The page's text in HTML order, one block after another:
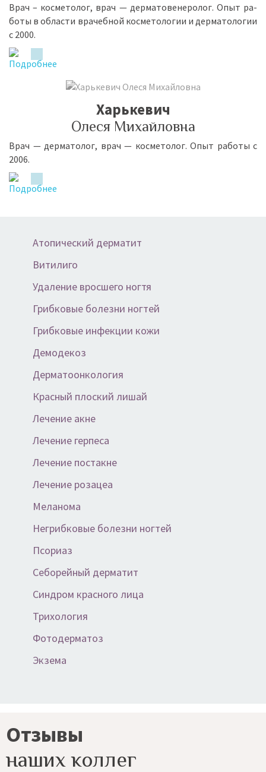
Врач – кос­ме­то­лог, врач — дер­ма­то­ве­не­ро­лог. Опыт ра­
бо­ты в об­ла­сти вра­чеб­ной кос­ме­то­ло­гии и дер­ма­то­ло­гии
с 2000.
Харькевич
Олеся Михайловна
Врач — дер­ма­то­лог, врач — кос­ме­то­лог. Опыт ра­бо­ты с
2006.
Атопический дерматит
Витилиго
Удаление вросшего ногтя
Грибковые болезни ногтей
Грибковые инфекции кожи
Демодекоз
Дерматоонкология
Красный плоский лишай
Лечение акне
Лечение герпеса
Лечение постакне
Лечение розацеа
Меланома
Негрибковые болезни ногтей
Псориаз
Себорейный дерматит
Синдром красного лица
Трихология
Фотодерматоз
Экзема
Отзывы
наших коллег